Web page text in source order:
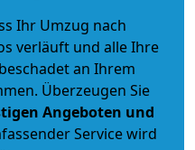
Ihr Umzug nach
verläuft und alle Ihre
an Ihrem
Überzeugen Sie
Angeboten und
Service wird